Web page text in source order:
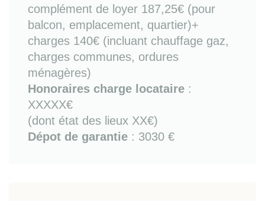
Sur place ou à proximité: tous commerces et
services, transports bus et métro (station Daumesnil
ou Montgallet), accès rapide à périphérique (porte
Dorée) , gare de Lyon et gare de Bercy.
Les informations sur les risques auxquels ce bien
est exposé sont disponibles sur le site Géorisques
www.georisques.gouv.fr.
complément de loyer 187,25€ (pour
balcon, emplacement, quartier)+
charges 140€ (incluant chauffage gaz,
charges communes, ordures
ménagères)
Honoraires charge locataire :
XXXXX€
(dont état des lieux XX€)
Dépot de garantie : 3030 €